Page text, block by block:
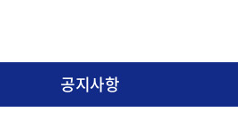
공지사항